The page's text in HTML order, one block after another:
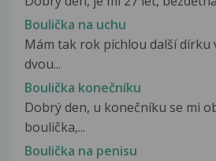
Boulička na uchu
Mám tak rok píchlou další dírku
dvou...
Boulička konečníku
Dobrý den, u konečníku se mi
boulička,...
Boulička na penisu